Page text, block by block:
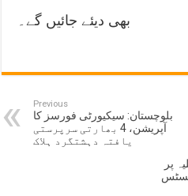
بھی دیئے جائیں گے۔
Previous
بلوچستان: سیکیورٹی فورسز کا
آپریشن، 4 بھارتی سرپرستی
یافتہ دہشتگرد ہلاک
پر